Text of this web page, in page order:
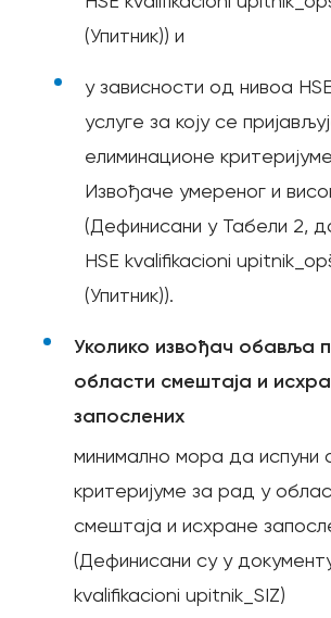
(Упитник)) и
у зависности од нивоа
услуге за коју се
елиминационе
Извођаче умереног и
(Дефинисани у Табели 2,
HSE kvalifikacioni
(Упитник)).
Уколико извођач обавља
области смештаја и
запослених
минимално мора да испуни
критеријуме за рад у
смештаја и исхране
(Дефинисани су у
kvalifikacioni upitnik_SIZ)